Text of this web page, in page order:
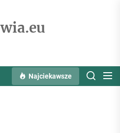
Najciekawsze